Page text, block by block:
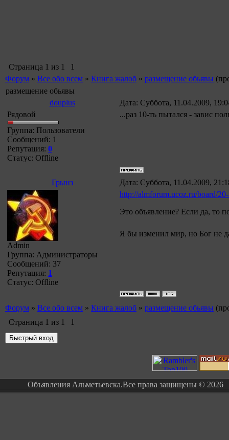
Страница 1 из 1
1
Форум » Все обо всем » Книга жалоб » размещение обьявы
размещение обьявы
douplus
Дата: Суббота, 11.04.2009,
Рядовой
Группа: Пользователи
Сообщений: 1
Репутация: 0
Статус: Offline
...раз 10-ть пытался - завис
Грынз Дата: Суббота, 11.04.2009,
Admin
Группа: Администраторы
Сообщений: 37
Репутация: 1
Статус: Offline
http://almforum.ucoz.ru/board/
Это объявление? Если да, то
Я бы изменил мир, но Бог не
Форум » Все обо всем » Книга жалоб » размещение обьявы
Страница 1 из 1 1
Объявления Альметьевска.Все права защищены © 2026